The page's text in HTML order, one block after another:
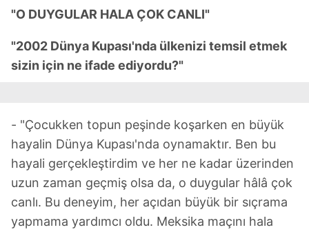
"O DUYGULAR HALA ÇOK CANLI"
"2002 Dünya Kupası'nda ülkenizi temsil etmek
sizin için ne ifade ediyordu?"
- "Çocukken topun peşinde koşarken en büyük
hayalin Dünya Kupası'nda oynamaktır. Ben bu
hayali gerçekleştirdim ve her ne kadar üzerinden
uzun zaman geçmiş olsa da, o duygular hâlâ çok
canlı. Bu deneyim, her açıdan büyük bir sıçrama
yapmama yardımcı oldu. Meksika maçını hala